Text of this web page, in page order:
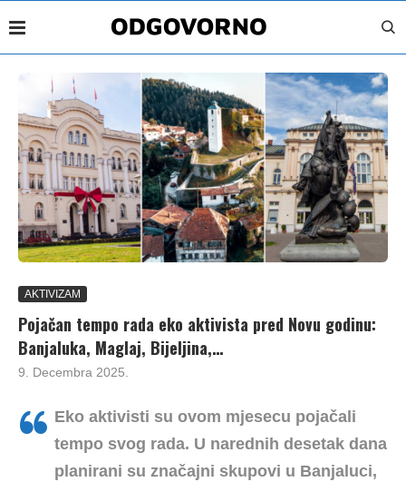
AKTIVIZAM
Pojačan tempo rada eko aktivista pred Novu godinu:
Banjaluka, Maglaj, Bijeljina,…
9. Decembra 2025.
Eko aktivisti su ovom mjesecu pojačali
tempo svog rada. U narednih desetak dana
planirani su značajni skupovi u Banjaluci,